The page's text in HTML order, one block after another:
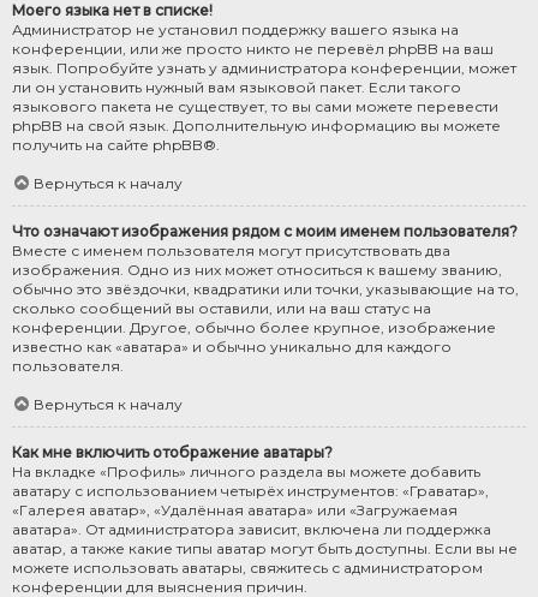
Моего языка нет в списке!
Администратор не установил поддержку вашего языка на
конференции, или же просто никто не перевёл phpBB на ваш
язык. Попробуйте узнать у администратора конференции, может
ли он установить нужный вам языковой пакет. Если такого
языкового пакета не существует, то вы сами можете перевести
phpBB на свой язык. Дополнительную информацию вы можете
получить на сайте phpBB®.
Вернуться к началу
Что означают изображения рядом с моим именем пользователя?
Вместе с именем пользователя могут присутствовать два
изображения. Одно из них может относиться к вашему званию,
обычно это звёздочки, квадратики или точки, указывающие на то,
сколько сообщений вы оставили, или на ваш статус на
конференции. Другое, обычно более крупное, изображение
известно как «аватара» и обычно уникально для каждого
пользователя.
Вернуться к началу
Как мне включить отображение аватары?
На вкладке «Профиль» личного раздела вы можете добавить
аватару с использованием четырёх инструментов: «Граватар»,
«Галерея аватар», «Удалённая аватара» или «Загружаемая
аватара». От администратора зависит, включена ли поддержка
аватар, а также какие типы аватар могут быть доступны. Если вы не
можете использовать аватары, свяжитесь с администратором
конференции для выяснения причин.